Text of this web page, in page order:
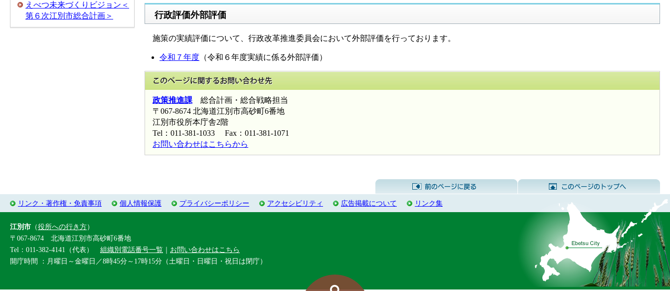
えべつ未来づくりビジョン＜
第６次江別市総合計画＞
行政評価外部評価
施策の実績評価について、行政改革推進委員会において外部評価を行っております。
令和７年度 （令和６年度実績に係る外部評価）
政策推進課 総合計画・総合戦略担当
〒067-8674 北海道江別市高砂町6番地
江別市役所本庁舎2階
Tel：011-381-1033 Fax：011-381-1071
お問い合わせはこちらから
前のページに戻る
リンク・著作権・免責事項 個人情報保護 プライバシーポリシー アクセシビリティ 広告掲載について リンク集
江別市 （役所への行き方）
〒067-8674 北海道江別市高砂町6番地
Tel：011-382-4141（代表） 組織別電話番号一覧 ｜ お問い合わせはこちら
開庁時間 ：月曜日～金曜日／8時45分～17時15分（土曜日・日曜日・祝日は閉庁）